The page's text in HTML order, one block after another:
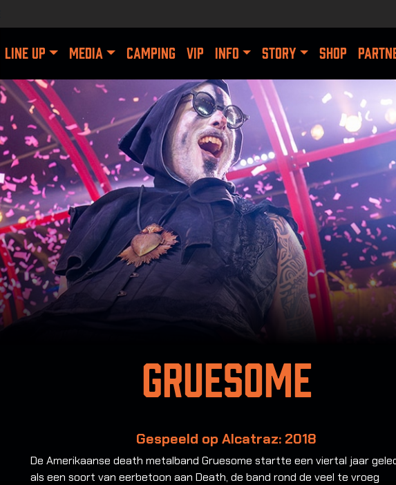
LINE UP MEDIA CAMPING VIP INFO STORY SHOP
Gruesome
Gespeeld op Alcatraz: 2018
De Amerikaanse death metalband Gruesome startte een viertal jaar
als een soort van eerbetoon aan Death, de band rond de veel te vroeg